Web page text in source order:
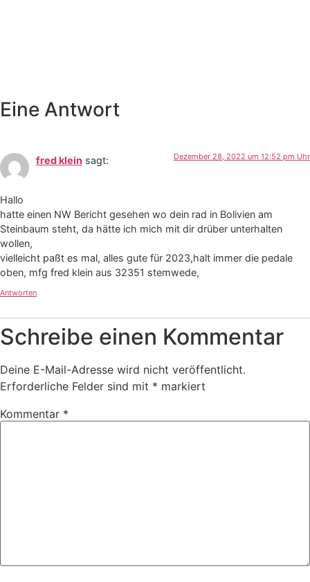
Eine Antwort
fred klein sagt: Dezember 28, 2022 um 12:52 pm Uhr
Hallo
hatte einen NW Bericht gesehen wo dein rad in Bolivien am
Steinbaum steht, da hätte ich mich mit dir drüber unterhalten
wollen,
vielleicht paßt es mal, alles gute für 2023,halt immer die pedale
oben, mfg fred klein aus 32351 stemwede,
Antworten
Schreibe einen Kommentar
Deine E-Mail-Adresse wird nicht veröffentlicht.
Erforderliche Felder sind mit * markiert
Kommentar *